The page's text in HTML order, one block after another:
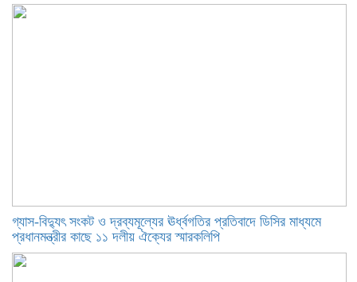
গ্যাস-বিদ্যুৎ সংকট ও দ্রব্যমূল্যের ঊর্ধ্বগতির প্রতিবাদে ডিসির মাধ্যমে
প্রধানমন্ত্রীর কাছে ১১ দলীয় ঐক্যের স্মারকলিপি